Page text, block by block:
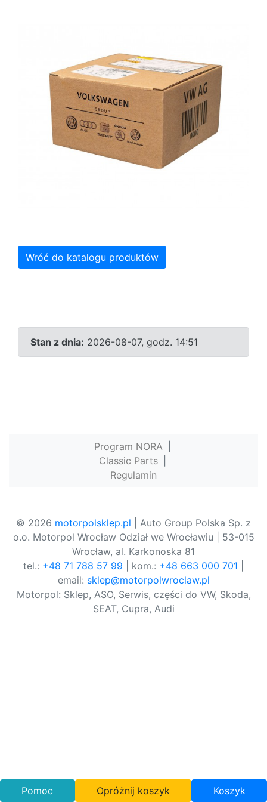
Wróć do katalogu produktów
Stan z dnia: 2026-08-07, godz. 14:51
Program NORA
Classic Parts
Regulamin
© 2026 motorpolsklep.pl | Auto Group Polska Sp. z
o.o. Motorpol Wrocław Odział we Wrocławiu | 53-015
Wrocław, al. Karkonoska 81
tel.: +48 71 788 57 99 | kom.: +48 663 000 701
email: sklep@motorpolwroclaw.pl
Motorpol: Sklep, ASO, Serwis, części do VW, Skoda,
SEAT, Cupra, Audi
Pomoc Opróżnij koszyk Koszyk